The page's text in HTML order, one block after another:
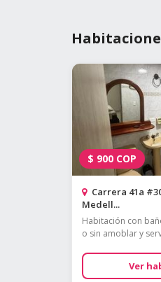
$ 900 COP
Carrera 41a
Medell...
Habitación con
o sin amoblar y
Ver